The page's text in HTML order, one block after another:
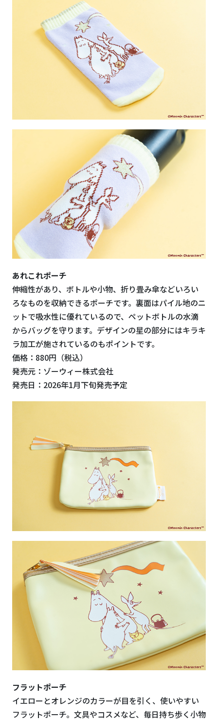
あれこれポーチ
伸縮性があり、ボトルや小物、折り畳み傘などいろい
ろなものを収納できるポーチです。裏面はパイル地のニ
ットで吸水性に優れているので、ペットボトルの水滴
からバッグを守ります。デザインの星の部分にはキラキ
ラ加工が施されているのもポイントです。
価格：880円（税込）
発売元：ゾーウィー株式会社
発売日：2026年1月下旬発売予定
フラットポーチ
イエローとオレンジのカラーが目を引く、使いやすい
フラットポーチ。文具やコスメなど、毎日持ち歩く小物